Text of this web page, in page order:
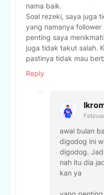
nama baik.
Soal rezeki, saya juga
yang namanya follower
penting saya
juga tidak takut salah.
pastinya tidak mau
Reply
awal bulan
digodog ini
digodog.
nah itu dia
kan ya